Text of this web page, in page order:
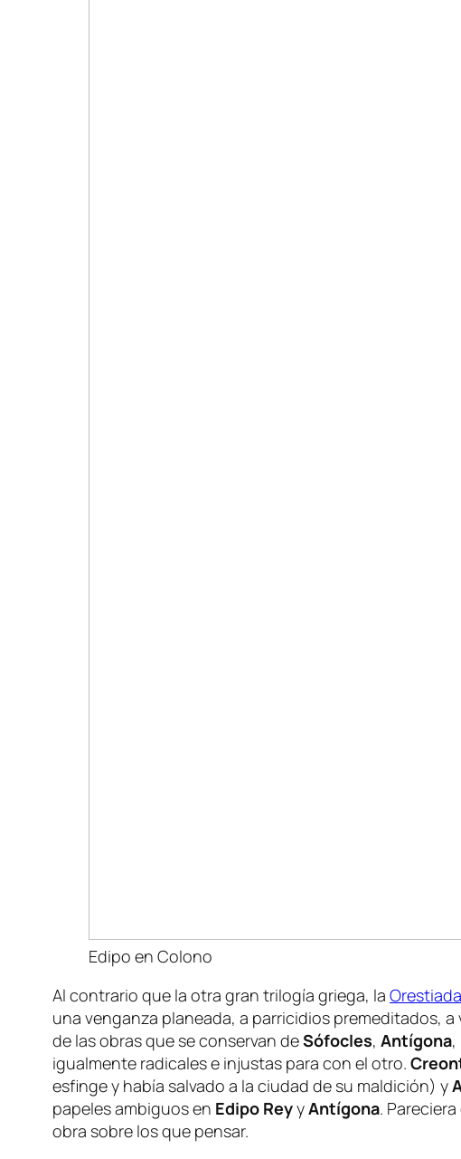
Edipo en Colono
Al contrario que la otra gran trilogía griega, la Orestiada
una venganza planeada, a parricidios premeditados,
de las obras que se conservan deSófocles, Antígona,
igualmente radicales e injustas para con el otro.
esfinge y había salvado a la ciudad de su maldición) y
papeles ambiguos en Edipo ReyyAntígona.
obra sobre los que pensar.